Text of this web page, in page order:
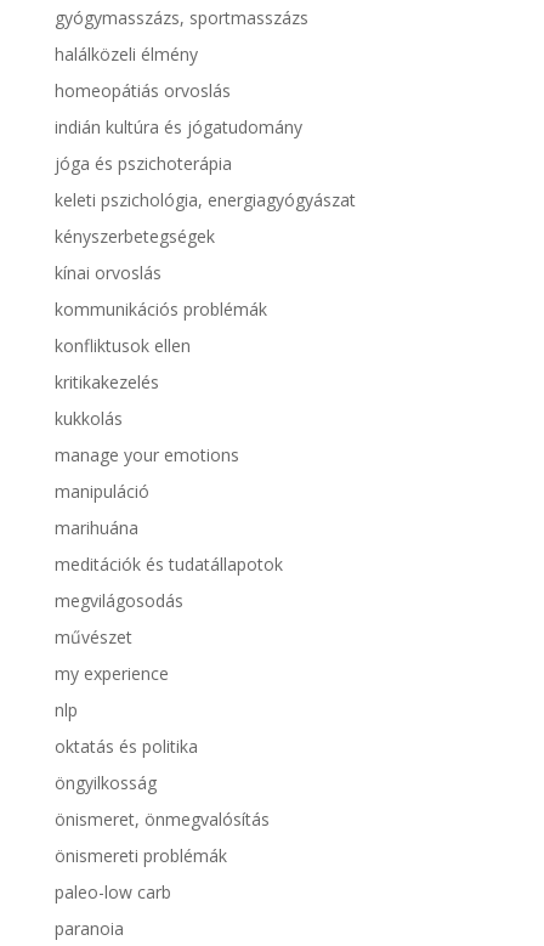
gyógymasszázs, sportmasszázs
halálközeli élmény
homeopátiás orvoslás
indián kultúra és jógatudomány
jóga és pszichoterápia
keleti pszichológia, energiagyógyászat
kényszerbetegségek
kínai orvoslás
kommunikációs problémák
konfliktusok ellen
kritikakezelés
kukkolás
manage your emotions
manipuláció
marihuána
meditációk és tudatállapotok
megvilágosodás
művészet
my experience
nlp
oktatás és politika
öngyilkosság
önismeret, önmegvalósítás
önismereti problémák
paleo-low carb
paranoia